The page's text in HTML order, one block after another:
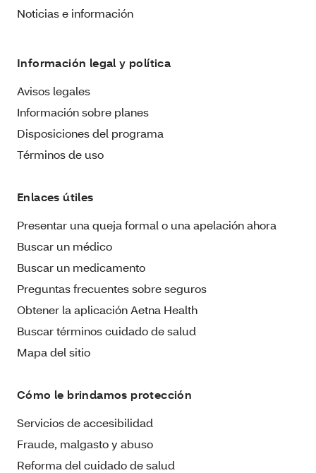
Noticias e información
Información legal y política
Avisos legales
Información sobre planes
Disposiciones del programa
Términos de uso
Enlaces útiles
Presentar una queja formal o una apelación ahora
Buscar un médico
Buscar un medicamento
Preguntas frecuentes sobre seguros
Obtener la aplicación Aetna Health
Buscar términos cuidado de salud
Mapa del sitio
Cómo le brindamos protección
Servicios de accesibilidad
Fraude, malgasto y abuso
Reforma del cuidado de salud